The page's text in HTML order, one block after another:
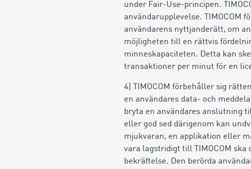
under Fair-Use-principen.
användarupplevelse. TIMOCOM
användarens nyttjanderätt, om
möjligheten till en rättvis
minneskapaciteten. Detta kan
transaktioner per minut för en
4) TIMOCOM förbehåller sig
en användares data- och
bryta en användares anslutning
eller god sed därigenom kan
mjukvaran, en applikation eller
vara lagstridigt till TIMOCOM
bekräftelse. Den berörda